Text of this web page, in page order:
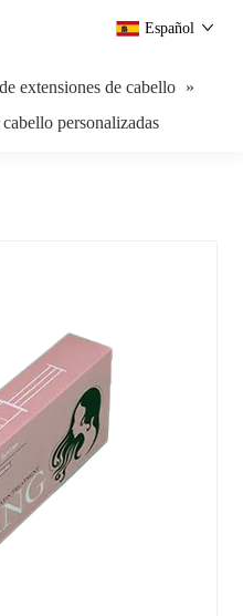
Español
extensiones de cabello »
personalizadas